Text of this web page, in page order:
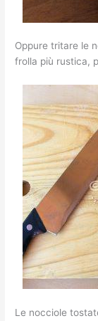
Oppure tritare le
frolla più rustica,
Le nocciole